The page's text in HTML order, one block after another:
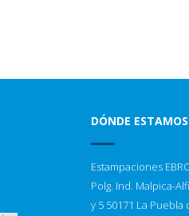
DÓNDE ESTAMOS
Estampaciones
Polg. Ind. Malpica-
y 5 50171 La